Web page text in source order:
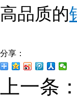
高品质的
分享：
上一条：